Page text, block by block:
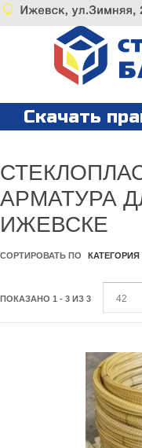
Скачать
АРМАТУРА
ИЖЕВСКЕ
СОРТИРОВАТЬ ПО КАТЕГОРИЯ
ПОКАЗАНО 1 - 3 ИЗ 3